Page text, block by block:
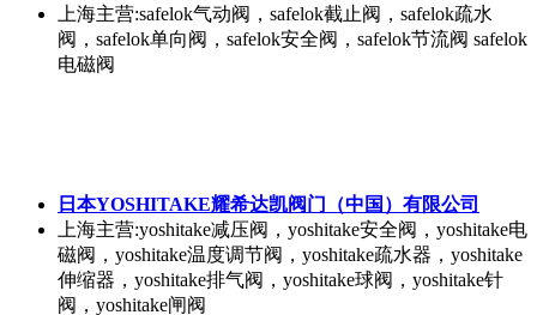
上海主营:safelok气动阀，safelok截止阀，safelok疏水
阀，safelok单向阀，safelok安全阀，safelok节流阀 safelok
电磁阀
日本YOSHITAKE耀希达凯阀门（中国）有限公司
上海主营:yoshitake减压阀，yoshitake安全阀，yoshitake电
磁阀，yoshitake温度调节阀，yoshitake疏水器，yoshitake
伸缩器，yoshitake排气阀，yoshitake球阀，yoshitake针
阀，yoshitake闸阀